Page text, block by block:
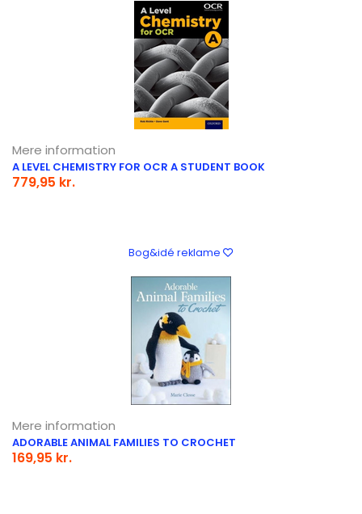
Mere information
A LEVEL CHEMISTRY FOR OCR A STUDENT BOOK
779,95 kr.
Bog&idé reklame
Mere information
ADORABLE ANIMAL FAMILIES TO CROCHET
169,95 kr.